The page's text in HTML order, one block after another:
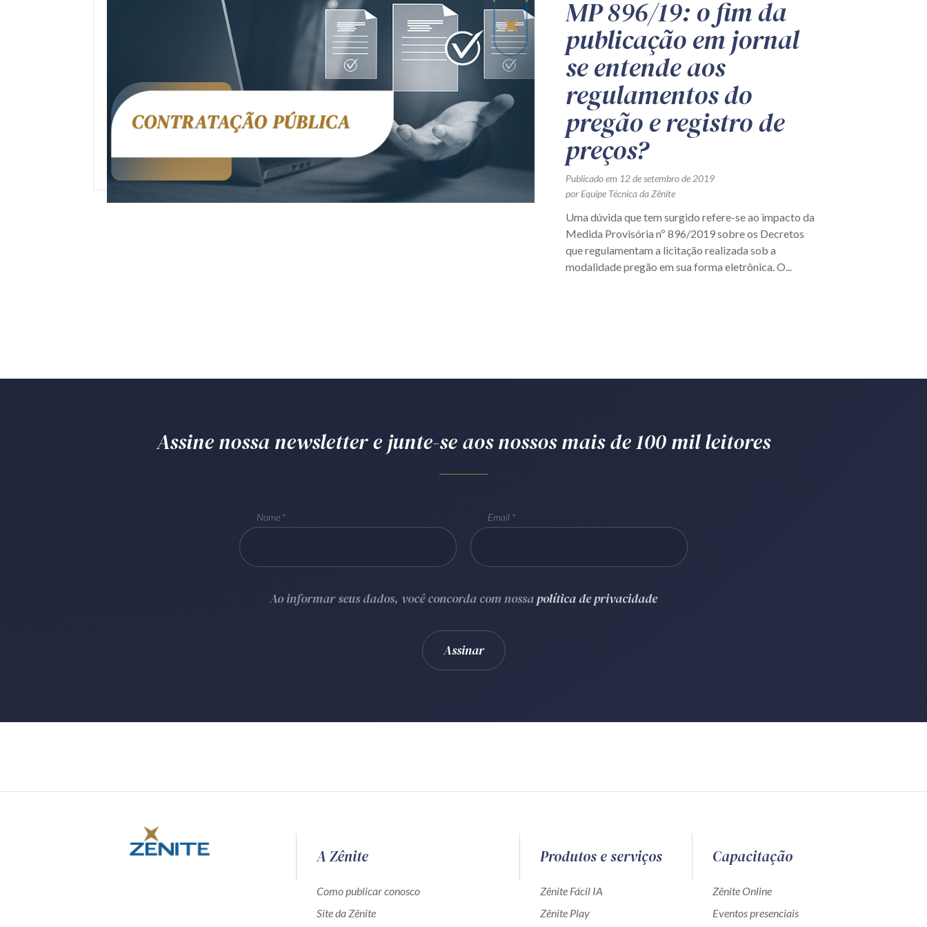
MP 896/19: o fim da
publicação em jornal
se entende aos
regulamentos do
pregão e registro de
preços?
Publicado em 12 de setembro de 2019
por Equipe Técnica da Zênite
Uma dúvida que tem surgido refere-se ao impacto da
Medida Provisória nº 896/2019 sobre os Decretos
que regulamentam a licitação realizada sob a
modalidade pregão em sua forma eletrônica. O...
Assine nossa newsletter e junte-se aos nossos mais de 100 mil leitores
Nome Email
Ao informar seus dados, você concorda com nossapolítica de privacidade
A Zênite
Como publicar conosco
Site da Zênite
Produtos e serviços
Zênite Fácil IA
Zênite Play
Capacitação
Zênite Online
Eventos presenciais